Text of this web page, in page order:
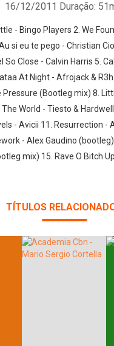
16/12/2011 Duração:
- Bingo Players 2. We
si eu te pego - Christian
So Close - Calvin Harris 5.
At Night - Afrojack &
Pressure (Bootleg mix) 8.
World - Tiesto &
- Avicii 11. Resurrection -
- Alex Gaudino
mix) 15. Rave O Bitch
TÍTULOS